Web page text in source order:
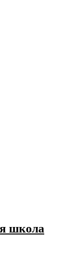
школа